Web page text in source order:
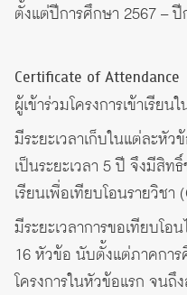
ตั้งแต่ปีการศึกษา 2567 –
Certificate of Attendance
ผู้เข้าร่วมโครงการเข้าเรีย
มีระยะเวลาเก็บในแต่ละหั
เป็นระยะเวลา 5 ปี จึงมีสิ
เรียนเพื่อเทียบโอนรายวิช
มีระยะเวลาการขอเทียบโอ
16 หัวข้อ นับตั้งแต่ภาคกา
โครงการในหัวข้อแรก จนถึ